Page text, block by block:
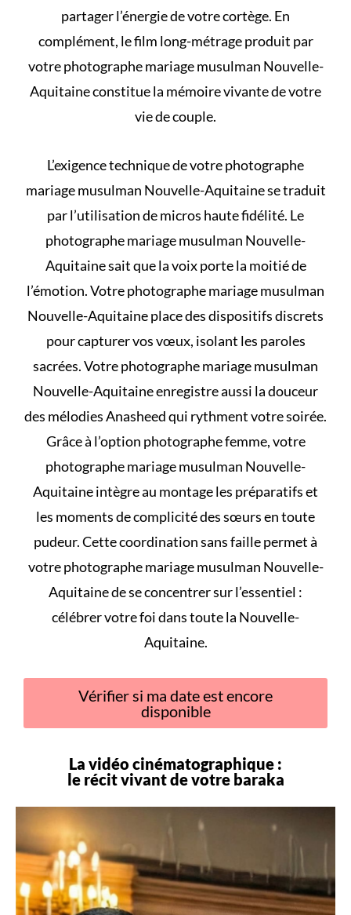
partager l’énergie de votre cortège. En
complément, le film long-métrage produit par
votre photographe mariage musulman Nouvelle-
Aquitaine constitue la mémoire vivante de votre
vie de couple.
L’exigence technique de votre photographe
mariage musulman Nouvelle-Aquitaine se traduit
par l’utilisation de micros haute fidélité. Le
photographe mariage musulman Nouvelle-
Aquitaine sait que la voix porte la moitié de
l’émotion. Votre photographe mariage musulman
Nouvelle-Aquitaine place des dispositifs discrets
pour capturer vos vœux, isolant les paroles
sacrées. Votre photographe mariage musulman
Nouvelle-Aquitaine enregistre aussi la douceur
des mélodies Anasheed qui rythment votre soirée.
Grâce à l’option photographe femme, votre
photographe mariage musulman Nouvelle-
Aquitaine intègre au montage les préparatifs et
les moments de complicité des sœurs en toute
pudeur. Cette coordination sans faille permet à
votre photographe mariage musulman Nouvelle-
Aquitaine de se concentrer sur l’essentiel :
célébrer votre foi dans toute la Nouvelle-
Aquitaine.
Vérifier si ma date est encore
disponible
La vidéo cinématographique :
le récit vivant de votre baraka